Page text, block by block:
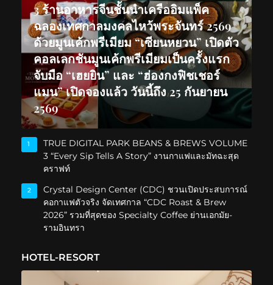
3 ร้านอาหารจีนชั้นนำเครืออิมแพ็ค
ฉลองเทศกาลมงคลไหว้พระจันทร์ 2569
ด้วยมูนเค้กพรีเมียม “เซียนหยวน” เปิดตัว
คอลเลกชันมูนเค้กพรีเมียมเป็นครั้งแรก
จับมือ “เฮยยิน” และ “ฮ่องกงฟิชเชอร์
แมน” เปิดจองแล้ว วันนี้ถึง 25 กันยายน
2569
1
TRUE DIGITAL PARK BEANS & BREWS VOLUME
3 “Every Sip Tells A Story” งานกาแฟและมัทฉะสุด
คราฟท์
2
Crystal Design Center (CDC) ชวนเปิดประสบการณ์
คอกาแฟตัวจริง จัดเทศกาล “CDC Roast & Brew
2026” รวมที่สุดของ Specialty Coffee ย่านเอกมัย-
รามอินทรา
HOTEL-RESORT